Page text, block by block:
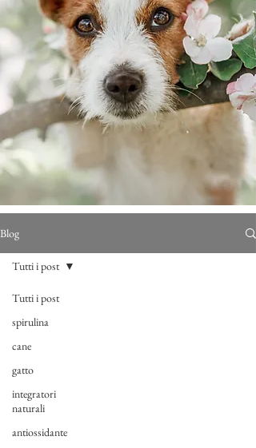
Blog
Tutti i post
spirulina
cane
gatto
integratori
naturali
antiossidante
Tutti i post